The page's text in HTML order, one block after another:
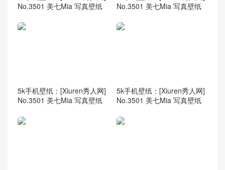
No.3501 美七Mia 写真壁纸
No.3501 美七Mia 写真壁纸
5k手机壁纸：[Xiuren秀人网]
No.3501 美七Mia 写真壁纸
5k手机壁纸：[Xiuren秀人网]
No.3501 美七Mia 写真壁纸